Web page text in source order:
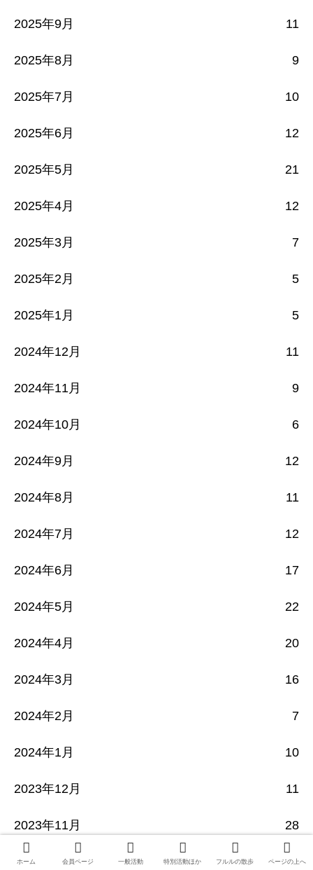
2025年9月 11
2025年8月 9
2025年7月 10
2025年6月 12
2025年5月 21
2025年4月 12
2025年3月 7
2025年2月 5
2025年1月 5
2024年12月 11
2024年11月 9
2024年10月 6
2024年9月 12
2024年8月 11
2024年7月 12
2024年6月 17
2024年5月 22
2024年4月 20
2024年3月 16
2024年2月 7
2024年1月 10
2023年12月 11
2023年11月 28
2023年10月 16
ホーム 会員ページ 一般活動 特別活動ほか フルルの散歩 ページの上へ